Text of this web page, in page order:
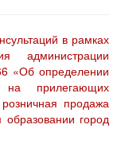
в рамках
администрации
«Об определении
прилегающих
продажа
город